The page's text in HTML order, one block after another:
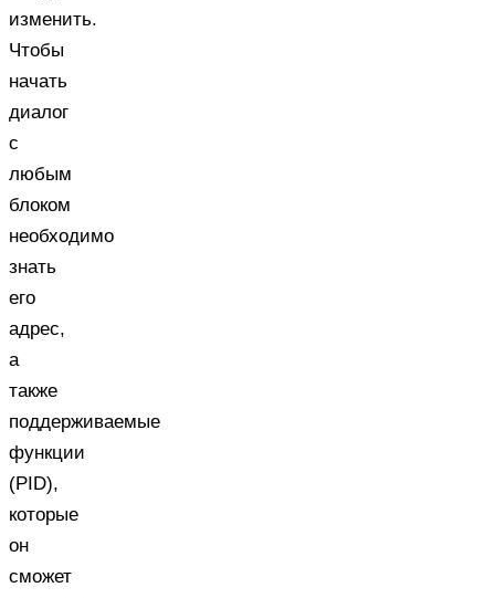
изменить.
Чтобы
начать
диалог
с
любым
блоком
необходимо
знать
его
адрес,
а
также
поддерживаемые
функции
(PID),
которые
он
сможет